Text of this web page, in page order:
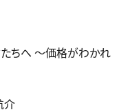
たちへ ～価格がわかれ
介